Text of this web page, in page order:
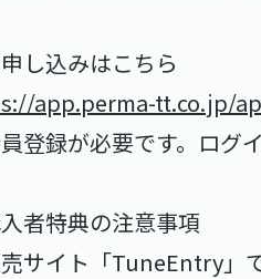
し込みはこちら
app.perma-tt.co.jp/
登録が必要です。ログ
者特典の注意事項
サイト「TuneEntry」